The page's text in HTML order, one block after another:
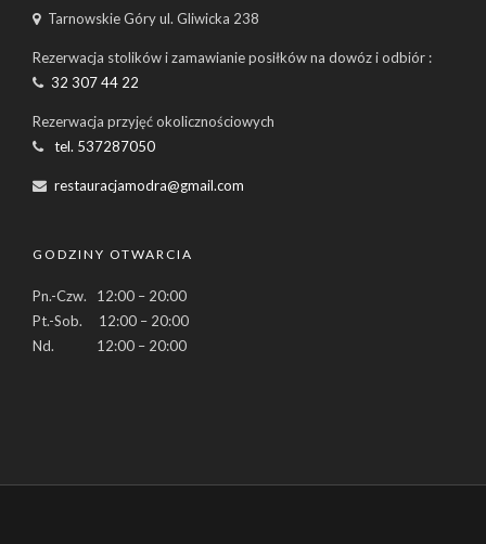
Tarnowskie Góry ul. Gliwicka 238
Rezerwacja stolików i zamawianie posiłków na dowóz i odbiór :
32 307 44 22
Rezerwacja przyjęć okolicznościowych
tel. 537287050
restauracjamodra@gmail.com
GODZINY OTWARCIA
Pn.-Czw. 12:00 – 20:00
Pt.-Sob. 12:00 – 20:00
Nd. 12:00 – 20:00